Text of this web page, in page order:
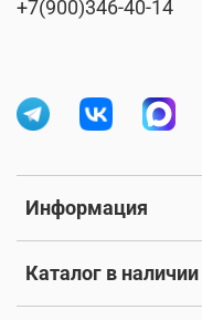
Информация
Каталог в наличии
+7(900)346-40-14